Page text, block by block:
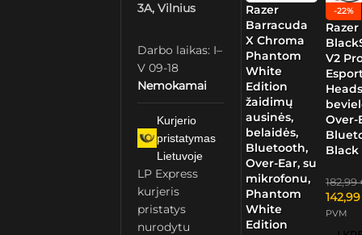
3A, Vilnius
Darbo laikas: I–
V 09-18
Nemokamai
Kurjerio
pristatymas
Lietuvoje
LP Express
kurjeris
pristatys
nurodytu
Razer
Barracuda
X Chroma
Phantom
White
Edition
žaidimų
ausinės,
belaidės,
Bluetooth,
Over-Ear, su
mikrofonu,
Phantom
White
Edition
-22%
Razer
V2
Over-
Black
182,99
PVM